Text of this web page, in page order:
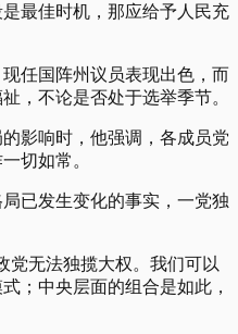
最佳时机，那应给予人民充
任国阵州议员表现出色，而
，不论是否处于选举季节。
影响时，他强调，各成员党
切如常。
已发生变化的事实，一党独
党无法独揽大权。我们可以
；中央层面的组合是如此，